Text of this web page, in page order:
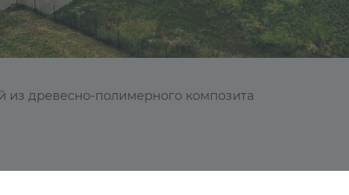
из древесно-полимерного композита
территории Особой экономической зоны «Ульяновск» с мая